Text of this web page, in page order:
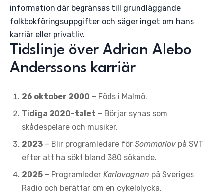
information där begränsas till grundläggande
folkbokföringsuppgifter och säger inget om hans
karriär eller privatliv.
Tidslinje över Adrian Alebo
Anderssons karriär
26 oktober 2000 – Föds i Malmö.
Tidiga 2020-talet – Börjar synas som
skådespelare och musiker.
2023 – Blir programledare för Sommarlov på SVT
efter att ha sökt bland 380 sökande.
2025 – Programleder Karlavagnen på Sveriges
Radio och berättar om en cykelolycka.